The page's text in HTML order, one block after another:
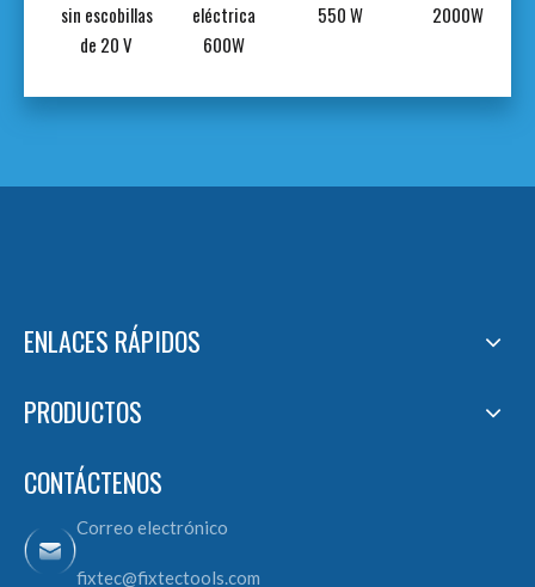
sin escobillas
de 20 V
eléctrica
600W
550 W
2000W
ENLACES RÁPIDOS
PRODUCTOS
CONTÁCTENOS
Correo electrónico
fixtec@fixtectools.com